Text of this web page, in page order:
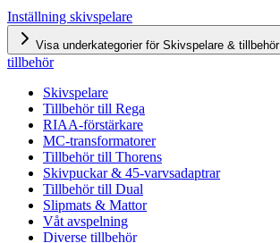
Inställning skivspelare
Visa underkategorier för Skivspelare & tillbehör
tillbehör
Skivspelare
Tillbehör till Rega
RIAA-förstärkare
MC-transformatorer
Tillbehör till Thorens
Skivpuckar & 45-varvsadaptrar
Tillbehör till Dual
Slipmats & Mattor
Våt avspelning
Diverse tillbehör